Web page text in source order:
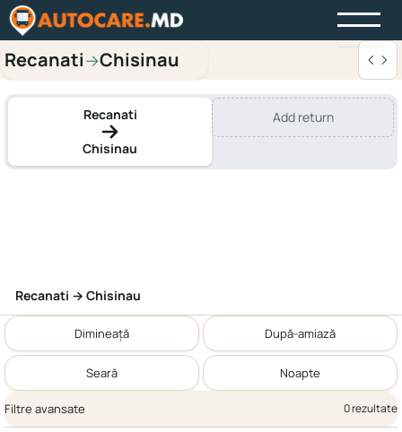
Recanati→Chisinau
Recanati
Chisinau
Add return
Recanati → Chisinau
Dimineață După-amiază
Seară Noapte
Filtre avansate 0 rezultate